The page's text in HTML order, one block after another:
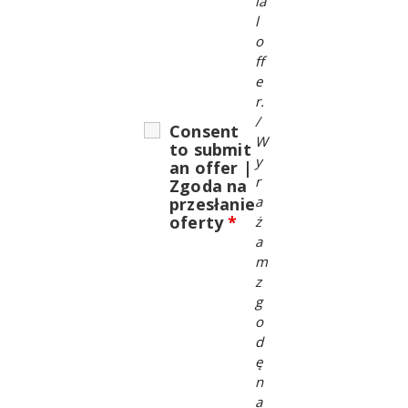
Consent
to submit
an offer |
Zgoda na
przesłanie
oferty*
l
o
ff
e
r.
/
W
y
r
a
ż
a
m
z
g
o
d
ę
n
a